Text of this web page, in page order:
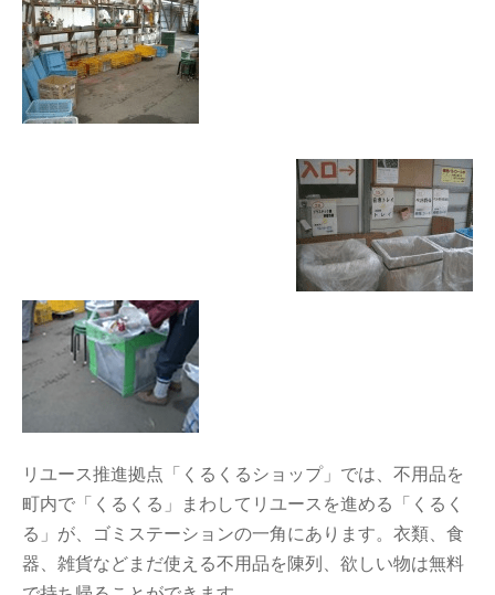
リユース推進拠点「くるくるショップ」では、不用品を
町内で「くるくる」まわしてリユースを進める「くるく
る」が、ゴミステーションの一角にあります。衣類、食
器、雑貨などまだ使える不用品を陳列、欲しい物は無料